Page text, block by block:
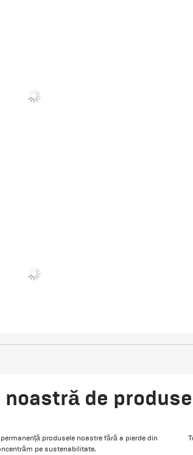
noastră de
produsele noastre fără a pierde din
pe sustenabilitate.